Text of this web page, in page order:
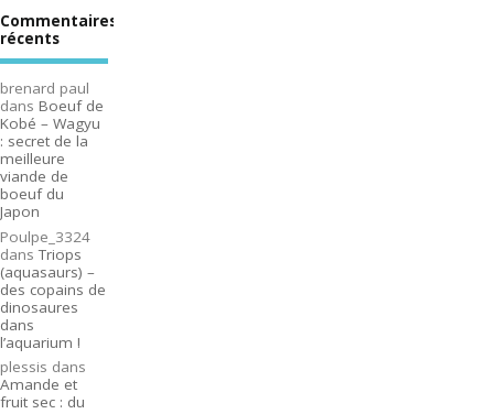
Commentaires
récents
brenard paul
dans Boeuf de
Kobé – Wagyu
: secret de la
meilleure
viande de
boeuf du
Japon
Poulpe_3324
dansTriops
(aquasaurs) –
des copains de
dinosaures
dans
l’aquarium !
plessis dans
Amande et
fruit sec : du